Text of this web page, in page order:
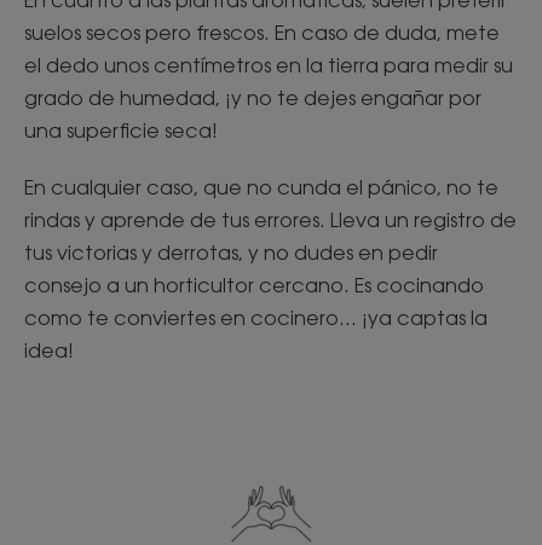
suelos secos pero frescos. En caso de duda, mete
el dedo unos centímetros en la tierra para medir su
grado de humedad, ¡y no te dejes engañar por
una superficie seca!
En cualquier caso, que no cunda el pánico, no te
rindas y aprende de tus errores. Lleva un registro de
tus victorias y derrotas, y no dudes en pedir
consejo a un horticultor cercano. Es cocinando
como te conviertes en cocinero... ¡ya captas la
idea!